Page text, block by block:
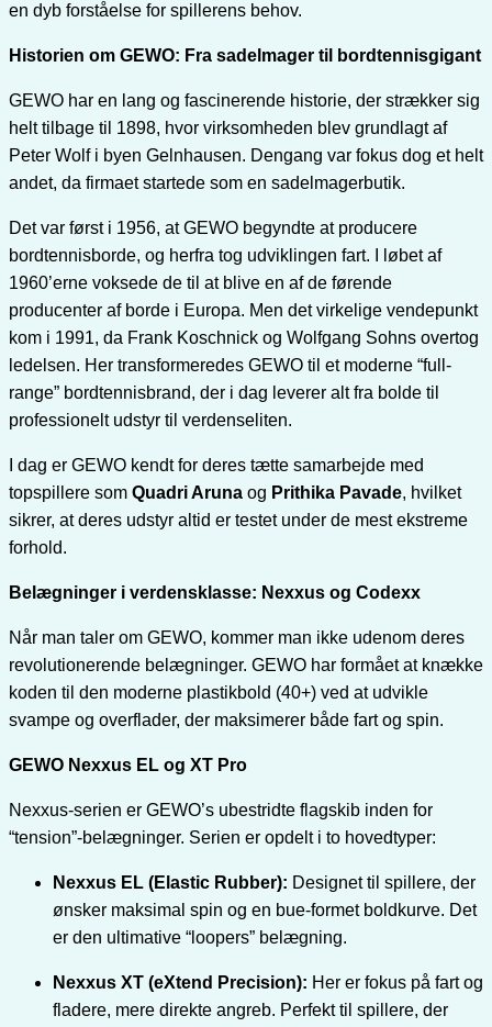
en dyb forståelse for spillerens behov.
Historien om GEWO: Fra sadelmager til bordtennisgigant
GEWO har en lang og fascinerende historie, der strækker sig
helt tilbage til 1898, hvor virksomheden blev grundlagt af
Peter Wolf i byen Gelnhausen. Dengang var fokus dog et helt
andet, da firmaet startede som en sadelmagerbutik.
Det var først i 1956, at GEWO begyndte at producere
bordtennisborde, og herfra tog udviklingen fart. I løbet af
1960’erne voksede de til at blive en af de førende
producenter af borde i Europa. Men det virkelige vendepunkt
kom i 1991, da Frank Koschnick og Wolfgang Sohns overtog
ledelsen. Her transformeredes GEWO til et moderne “full-
range” bordtennisbrand, der i dag leverer alt fra bolde til
professionelt udstyr til verdenseliten.
I dag er GEWO kendt for deres tætte samarbejde med
topspillere som Quadri Aruna og Prithika Pavade, hvilket
sikrer, at deres udstyr altid er testet under de mest ekstreme
forhold.
Belægninger i verdensklasse: Nexxus og Codexx
Når man taler om GEWO, kommer man ikke udenom deres
revolutionerende belægninger. GEWO har formået at knække
koden til den moderne plastikbold (40+) ved at udvikle
svampe og overflader, der maksimerer både fart og spin.
GEWO Nexxus EL og XT Pro
Nexxus-serien er GEWO’s ubestridte flagskib inden for
“tension”-belægninger. Serien er opdelt i to hovedtyper:
Nexxus EL (Elastic Rubber): Designet til spillere, der
ønsker maksimal spin og en bue-formet boldkurve. Det
er den ultimative “loopers” belægning.
Nexxus XT (eXtend Precision): Her er fokus på fart og
fladere, mere direkte angreb. Perfekt til spillere, der